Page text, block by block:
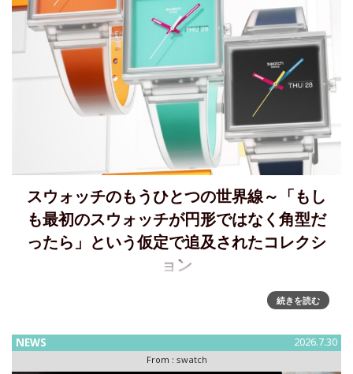
スウォッチのもうひとつの世界線～「もし
も最初のスウォッチが円形ではなく角型だ
ったら」という仮定で追及されたコレクシ
ョン
新しいスクエアの世界～Swatch が WHAT IF…JELLY? コレク
ションを発表WHAT IF? コレクションは、「もしも最初のス
続きを読む
NEWS 2026.7.30
From : swatch